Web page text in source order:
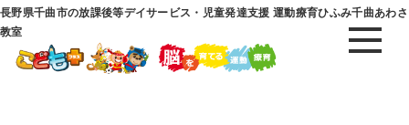
長野県千曲市の放課後等デイサービス・児童発達支援 運動療育ひふみ千曲あわさ
教室